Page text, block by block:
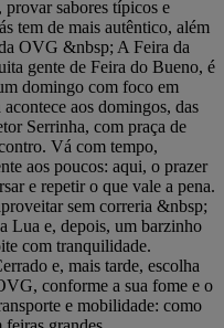
sabores típicos e
tem de mais autêntico, além
OVG &nbsp; A Feira da
gente de Feira do Bueno, é
domingo com foco em
aos domingos, das
Serrinha, com praça de
Vá com tempo,
aos poucos: aqui, o prazer
e repetir o que vale a pena.
sem correria &nbsp;
Lua e, depois, um barzinho
com tranquilidade.
e, mais tarde, escolha
conforme a sua fome e o
e mobilidade: como